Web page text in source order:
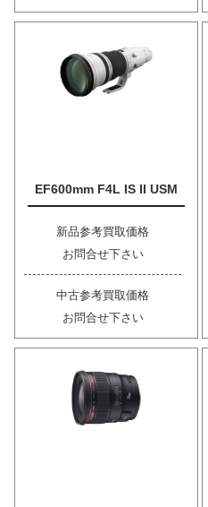
EF600mm F4L IS II USM
新品参考買取価格
お問合せ下さい
中古参考買取価格
お問合せ下さい